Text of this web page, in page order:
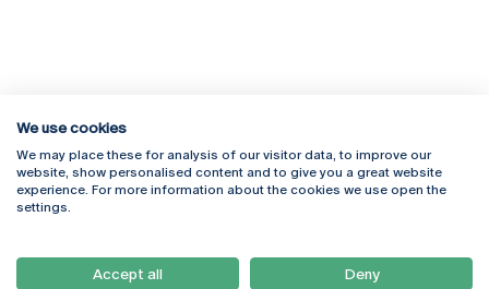
Rua Diogo Botelho 1327
4169-005 Porto
+351 226 196 240
Campus Online
Webmail
Como Chegar
We use cookies
We may place these for analysis of our visitor data, to improve our
website, show personalised content and to give you a great website
experience. For more information about the cookies we use open the
settings.
Accept all Deny